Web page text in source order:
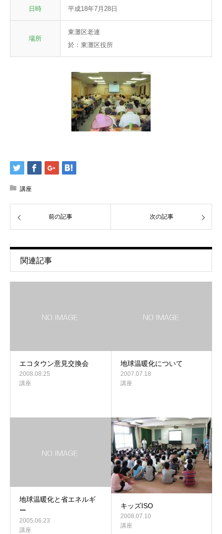
日時 平成18年7月28日
場所
東灘区老連
於：東灘区役所
講座
前の記事 次の記事
関連記事
エコタウン意見交換会
2008.08.25
講座
地球温暖化について
2007.07.18
講座
地球温暖化と省エネルギ
ー
2005.06.23
講座
キッズISO
2008.07.10
講座